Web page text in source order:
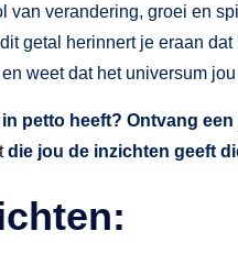
van verandering, groei en
getal herinnert je eraan
weet dat het universum
petto heeft? Ontvang
die jou de inzichten geeft